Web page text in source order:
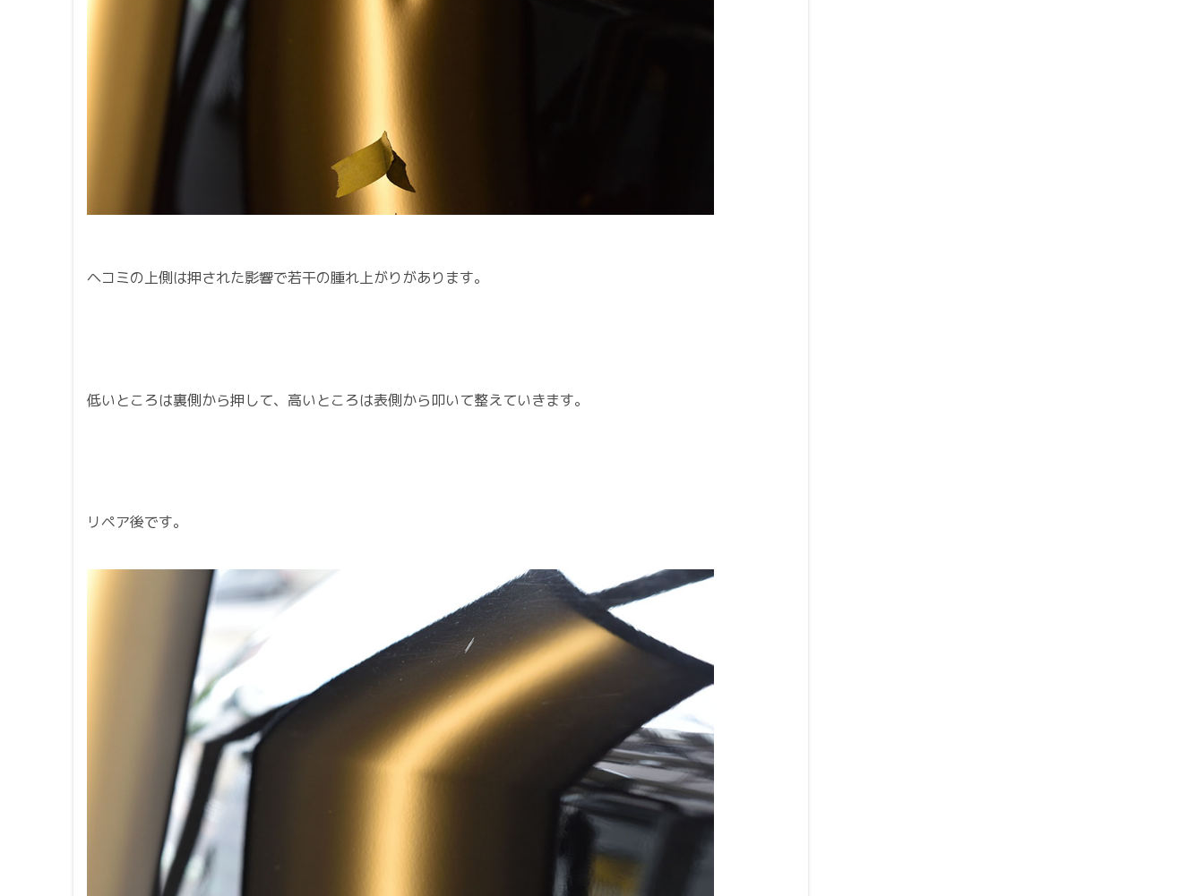
ヘコミの上側は押された影響で若干の腫れ上がりがあります。
低いところは裏側から押して、高いところは表側から叩いて整えていきます。
リペア後です。